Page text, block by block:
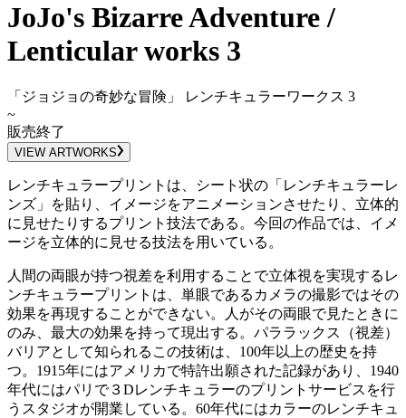
JoJo's Bizarre Adventure /
Lenticular works 3
「ジョジョの奇妙な冒険」 レンチキュラーワークス 3
~
販売終了
VIEW ARTWORKS
レンチキュラープリントは、シート状の「レンチキュラーレ
ンズ」を貼り、イメージをアニメーションさせたり、立体的
に見せたりするプリント技法である。今回の作品では、イメ
ージを立体的に見せる技法を用いている。
人間の両眼が持つ視差を利用することで立体視を実現するレ
ンチキュラープリントは、単眼であるカメラの撮影ではその
効果を再現することができない。人がその両眼で見たときに
のみ、最大の効果を持って現出する。パララックス（視差）
バリアとして知られるこの技術は、100年以上の歴史を持
つ。1915年にはアメリカで特許出願された記録があり、1940
年代にはパリで３Dレンチキュラーのプリントサービスを行
うスタジオが開業している。60年代にはカラーのレンチキュ